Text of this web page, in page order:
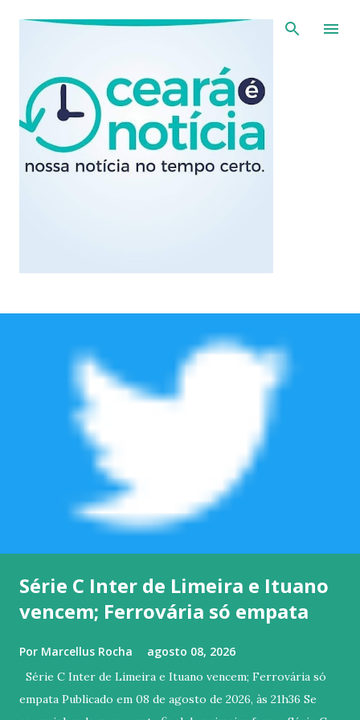
Pular para o conteúdo principal
Série C Inter de Limeira e Ituano
vencem; Ferrovária só empata
Por Marcellus Rocha agosto 08, 2026
Série C Inter de Limeira e Ituano vencem; Ferrovária só
empata Publicado em 08 de agosto de 2026, às 21h36 Se